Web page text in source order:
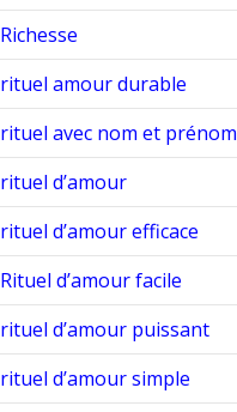
Richesse
rituel amour durable
rituel avec nom et prénom
rituel d’amour
rituel d’amour efficace
Rituel d’amour facile
rituel d’amour puissant
rituel d’amour simple